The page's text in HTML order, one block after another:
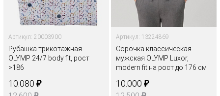
Артикул: 20003900
Рубашка трикотажная
OLYMP 24/7 body fit, рост
>186
10.080 ₽
Артикул: 13224869
Сорочка классическая
мужская OLYMP Luxor,
modern fit на рост до 176 см
10.000 ₽